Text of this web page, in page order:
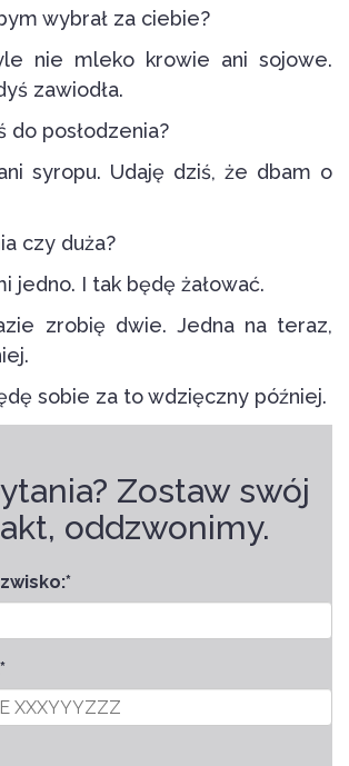
wybrał za ciebie?
nie mleko krowie ani sojowe.
zawiodła.
do posłodzenia?
syropu. Udaję dziś, że dbam o
czy duża?
jedno. I tak będę żałować.
zrobię dwie. Jedna na teraz,
sobie za to wdzięczny później.
Zostaw swój
oddzwonimy.
*
*